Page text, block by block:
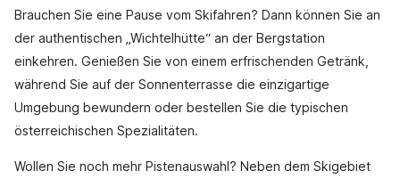
Brauchen Sie eine Pause vom Skifahren? Dann können Sie an
der authentischen „Wichtelhütte“ an der Bergstation
einkehren. Genießen Sie von einem erfrischenden Getränk,
während Sie auf der Sonnenterrasse die einzigartige
Umgebung bewundern oder bestellen Sie die typischen
österreichischen Spezialitäten.
Wollen Sie noch mehr Pistenauswahl? Neben dem Skigebiet